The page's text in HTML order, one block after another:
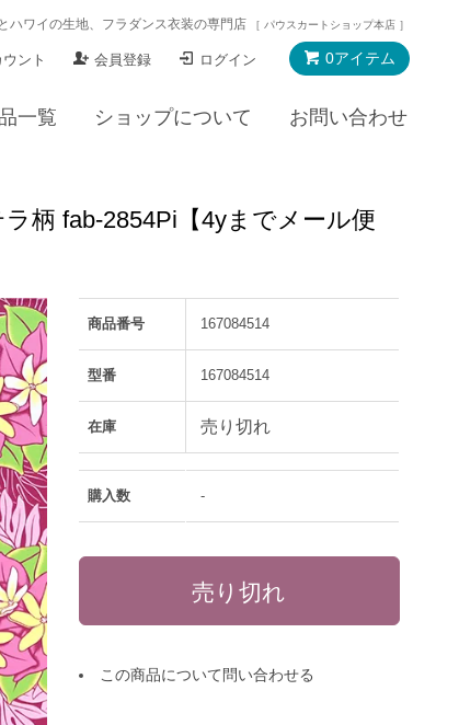
ハワイの生地、フラダンス衣装の専門店 ［ パウスカートショップ本店 ］
0アイテム
ント 会員登録 ログイン
一覧 ショップについて お問い合わせ
柄 fab-2854Pi【4yまでメール便
商品番号 167084514
型番 167084514
在庫 売り切れ
購入数 -
この商品について問い合わせる